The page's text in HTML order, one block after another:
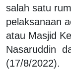
salah satu
pelaksanaan
atau Masjid
Nasaruddin
(17/8/2022).